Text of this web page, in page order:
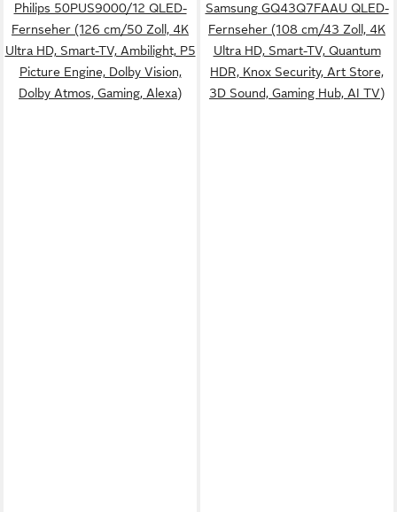
Philips 50PUS9000/12 QLED-
Fernseher (126 cm/50 Zoll, 4K
Ultra HD, Smart-TV, Ambilight, P5
Picture Engine, Dolby Vision,
Dolby Atmos, Gaming, Alexa)
Samsung GQ43Q7FAAU QLED-
Fernseher (108 cm/43 Zoll, 4K
Ultra HD, Smart-TV, Quantum
HDR, Knox Security, Art Store,
3D Sound, Gaming Hub, AI TV)